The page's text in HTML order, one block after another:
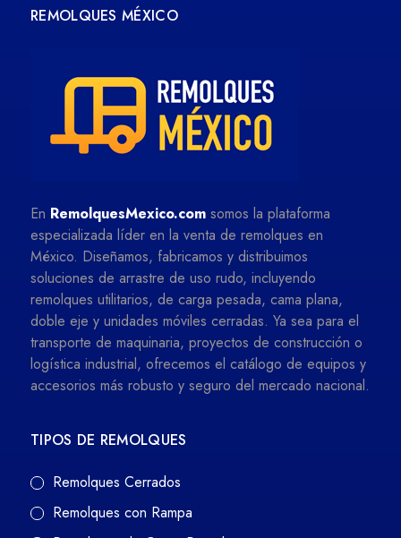
REMOLQUES MÉXICO
En RemolquesMexico.com somos la plataforma
especializada líder en la venta de remolques en
México. Diseñamos, fabricamos y distribuimos
soluciones de arrastre de uso rudo, incluyendo
remolques utilitarios, de carga pesada, cama plana,
doble eje y unidades móviles cerradas. Ya sea para el
transporte de maquinaria, proyectos de construcción o
logística industrial, ofrecemos el catálogo de equipos y
accesorios más robusto y seguro del mercado nacional.
TIPOS DE REMOLQUES
Remolques Cerrados
Remolques con Rampa